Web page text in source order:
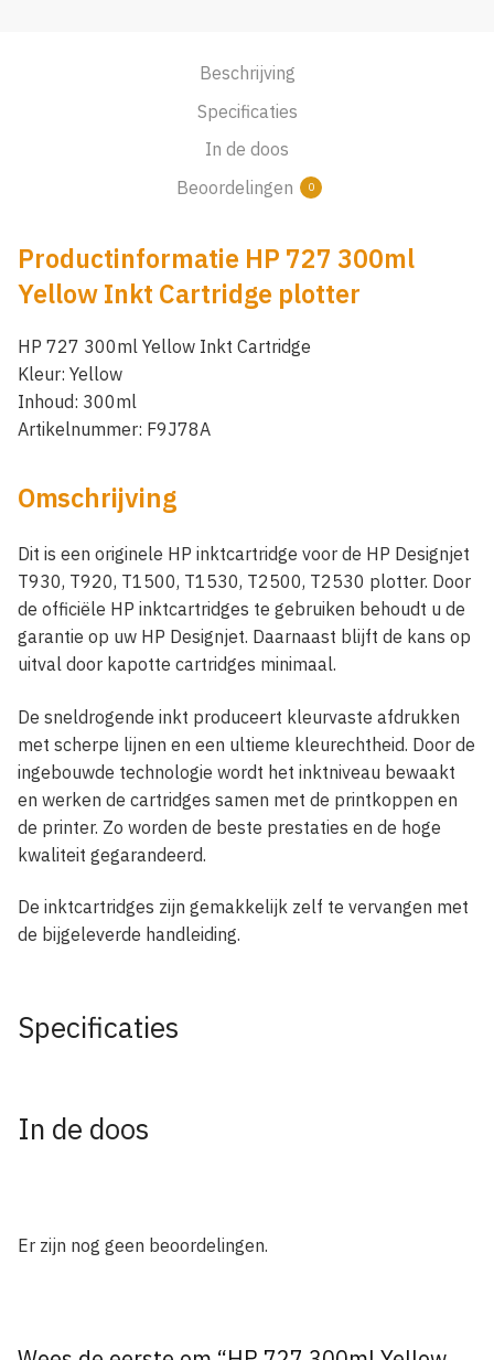
Beschrijving
Specificaties
In de doos
Beoordelingen
0
Productinformatie HP 727 300ml
Yellow Inkt Cartridge plotter
HP 727 300ml Yellow Inkt Cartridge
Kleur: Yellow
Inhoud: 300ml
Artikelnummer: F9J78A
Omschrijving
Dit is een originele HP inktcartridge voor de HP Designjet
T930, T920, T1500, T1530, T2500, T2530 plotter. Door
de officiële HP inktcartridges te gebruiken behoudt u de
garantie op uw HP Designjet. Daarnaast blijft de kans op
uitval door kapotte cartridges minimaal.
De sneldrogende inkt produceert kleurvaste afdrukken
met scherpe lijnen en een ultieme kleurechtheid. Door de
ingebouwde technologie wordt het inktniveau bewaakt
en werken de cartridges samen met de printkoppen en
de printer. Zo worden de beste prestaties en de hoge
kwaliteit gegarandeerd.
De inktcartridges zijn gemakkelijk zelf te vervangen met
de bijgeleverde handleiding.
Specificaties
In de doos
Er zijn nog geen beoordelingen.